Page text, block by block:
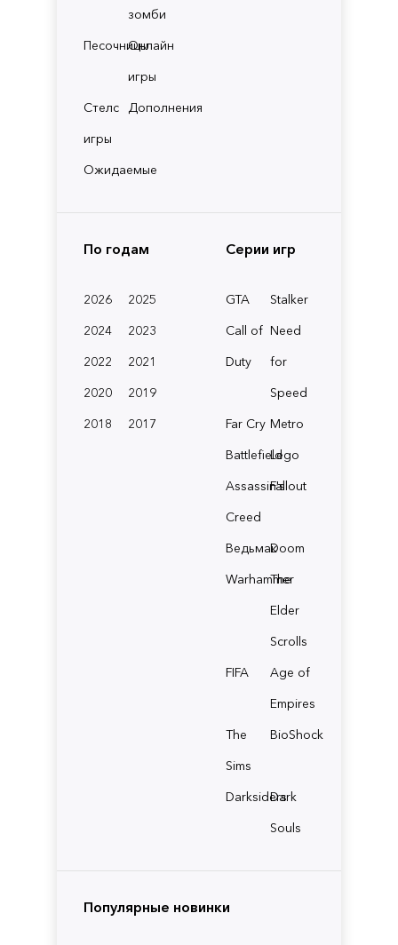
зомби
ПесочницыОнлайн
игры
Стелс
игры
Дополнения
Ожидаемые
По годам
2026
2025
2024
2023
2022
2021
2020
2019
2018
2017
Серии игр
GTA
Stalker
Call of
Duty
Need
for
Speed
Far Cry Metro
BattlefieldLego
Assassin's
Creed
Fallout
ВедьмакDoom
Warhammer
The
Elder
Scrolls
FIFA
Age of
Empires
The
Sims
BioShock
Darksiders
Dark
Souls
Популярные новинки